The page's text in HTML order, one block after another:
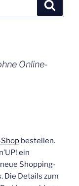
Online-
bestellen.
ein
Shopping-
Die Details zum